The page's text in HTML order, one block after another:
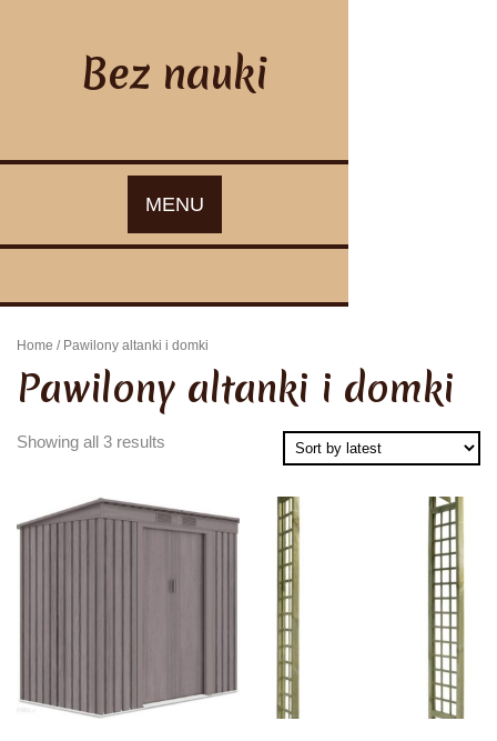
Bez nauki
MENU
Home / Pawilony altanki i domki
Pawilony altanki i domki
Showing all 3 results